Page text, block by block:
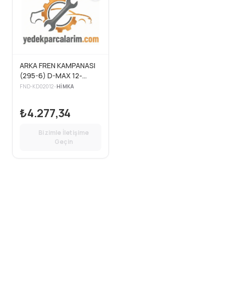
ARKA FREN KAMPANASI
(295-6) D-MAX 12-
EURO 5 (2 Adet )
FND-KD02012• HIMKA
₺4.277,34
Bizimle İletişime
Geçin